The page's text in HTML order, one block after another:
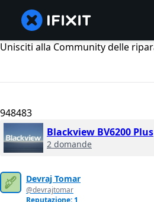
Unisciti alla Community delle
948483
Blackview BV6200 Plus
2 domande
Devraj Tomar
@devrajtomar